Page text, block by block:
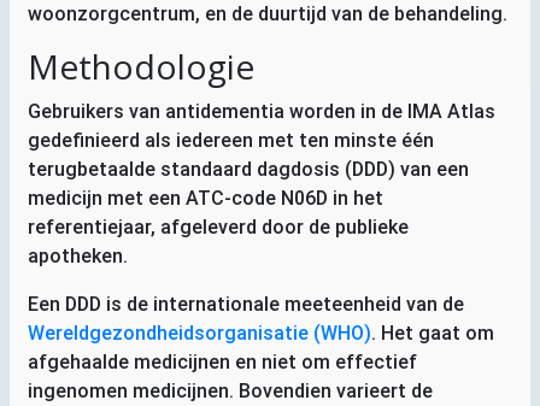
woonzorgcentrum, en de duurtijd van de behandeling.
Methodologie
Gebruikers van antidementia worden in de IMA Atlas
gedefinieerd als iedereen met ten minste één
terugbetaalde standaard dagdosis (DDD) van een
medicijn met een ATC-code N06D in het
referentiejaar, afgeleverd door de publieke
apotheken.
Een DDD is de internationale meeteenheid van de
Wereldgezondheidsorganisatie (WHO). Het gaat om
afgehaalde medicijnen en niet om effectief
ingenomen medicijnen. Bovendien varieert de